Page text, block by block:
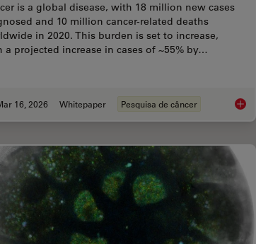
is a global disease, with 18 million new cases
and 10 million cancer-related deaths
in 2020. This burden is set to increase,
a projected increase in cases of ~55% by…
16, 2026 Whitepaper Pesquisa de câncer